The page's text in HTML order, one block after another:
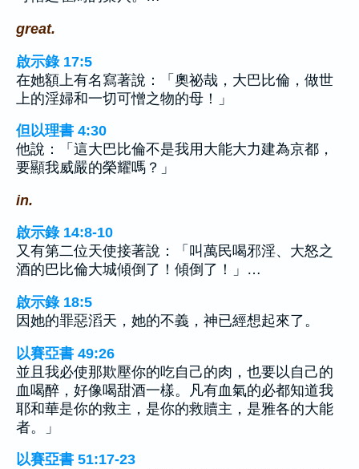
great.
啟示錄 17:5
在她額上有名寫著說：「奧祕哉，大巴比倫，做世
上的淫婦和一切可憎之物的母！」
但以理書 4:30
他說：「這大巴比倫不是我用大能大力建為京都，
要顯我威嚴的榮耀嗎？」
in.
啟示錄 14:8-10
又有第二位天使接著說：「叫萬民喝邪淫、大怒之
酒的巴比倫大城傾倒了！傾倒了！」…
啟示錄 18:5
因她的罪惡滔天，她的不義，神已經想起來了。
以賽亞書 49:26
並且我必使那欺壓你的吃自己的肉，也要以自己的
血喝醉，好像喝甜酒一樣。凡有血氣的必都知道我
耶和華是你的救主，是你的救贖主，是雅各的大能
者。」
以賽亞書 51:17-23